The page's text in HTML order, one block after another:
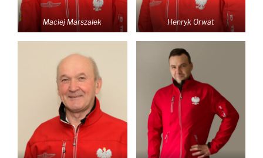
Maciej Marszałek Henryk Orwat